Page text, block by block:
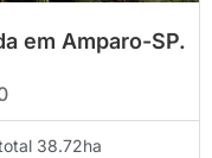
em Amparo-SP.
38.72ha